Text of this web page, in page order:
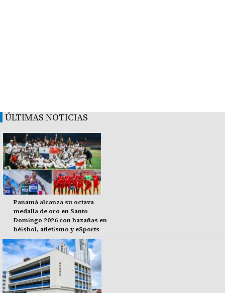
ÚLTIMAS NOTICIAS
Panamá alcanza su octava
medalla de oro en Santo
Domingo 2026 con hazañas en
béisbol, atletismo y eSports